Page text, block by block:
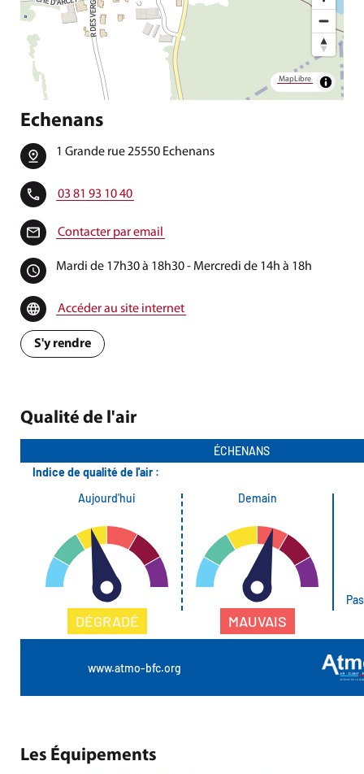
MapLibre
Echenans
1 Grande rue 25550 Echenans
03 81 93 10 40
Contacter par email
Mardi de 17h30 à 18h30 - Mercredi de 14h à 18h
Accéder au site internet
S'y rendre
Qualité de l'air
Les Équipements